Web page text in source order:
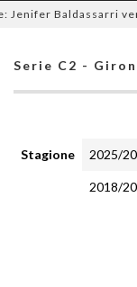
Baldassarri verso la
Serie C2 -
Stagione 2025/
2018/